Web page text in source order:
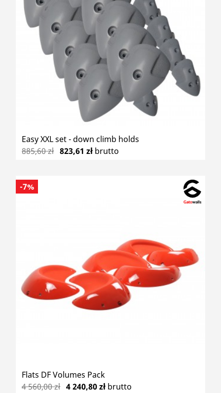
Easy XXL set - down climb holds
885,60 zł 823,61 zł brutto
Flats DF Volumes Pack
4 560,00 zł 4 240,80 zł brutto
-7%